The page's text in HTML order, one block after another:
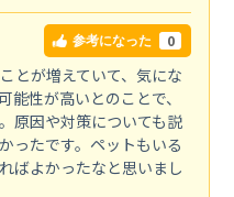
参考になった 0
とが増えていて、気にな
能性が高いとのことで、
原因や対策についても説
ったです。ペットもいる
ばよかったなと思いまし